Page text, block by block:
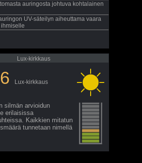
auringosta johtuva kohtalainen
UV-säteilyn aiheuttama vaara
Lux-kirkkaus
Lux-kirkkaus
silmän arvioidun
erilaisissa
Kaikkien mitatun
tunnetaan nimellä